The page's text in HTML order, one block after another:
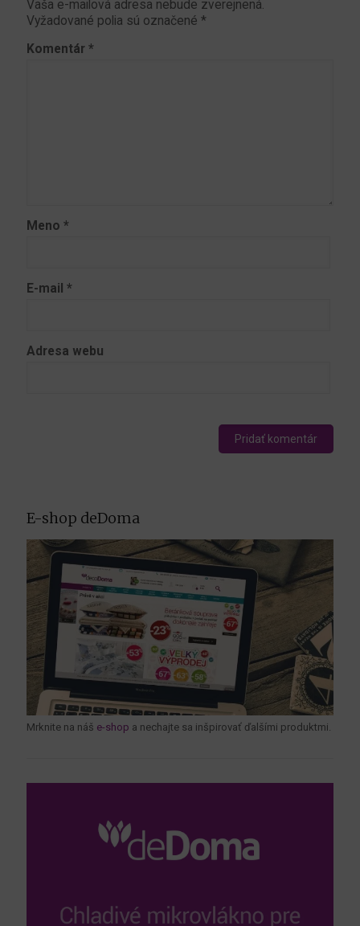
Vaša e-mailová adresa nebude zverejnená.
Vyžadované polia sú označené *
Komentár *
Meno *
E-mail *
Adresa webu
E-shop deDoma
Mrknite na náš e-shop a nechajte sa inšpirovať ďalšími produktmi.